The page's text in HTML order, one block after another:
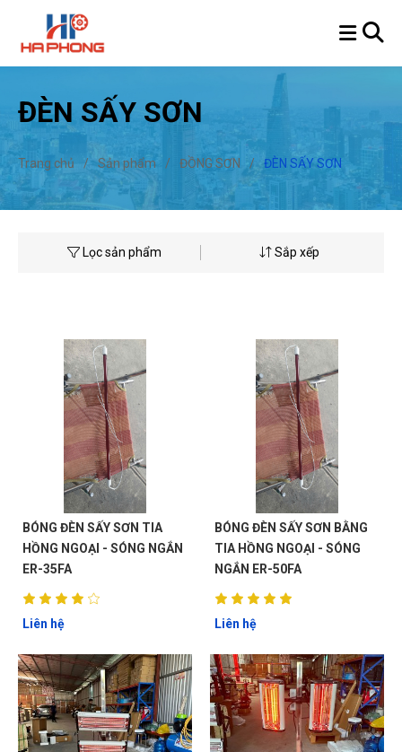
ĐÈN SẤY SƠN
Trang chủ / Sản phẩm / ĐỒNG SƠN / ĐÈN SẤY SƠN
Lọc sản phẩm Sắp xếp
BÓNG ĐÈN SẤY SƠN TIA
HỒNG NGOẠI - SÓNG NGẮN
ER-35FA
Liên hệ
BÓNG ĐÈN SẤY SƠN BẰNG
TIA HỒNG NGOẠI - SÓNG
NGẮN ER-50FA
Liên hệ